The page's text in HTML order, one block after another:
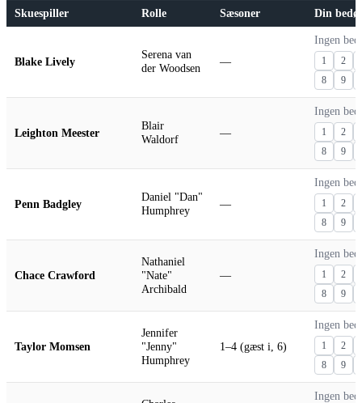
Skuespiller Rolle Sæsoner Din
Blake Lively
Serena van
der Woodsen
—
Ingen
1 2
8
9
Leighton Meester
Blair
Waldorf
—
Ingen
1 2
8
9
Penn Badgley
Daniel "Dan"
Humphrey
—
Ingen
1 2
8
9
Chace Crawford
Nathaniel
"Nate"
Archibald
—
Ingen
1 2
8
9
Taylor Momsen
Jennifer
"Jenny"
Humphrey
1–4 (gæst i, 6)
Ingen
1 2
8
9
Ingen